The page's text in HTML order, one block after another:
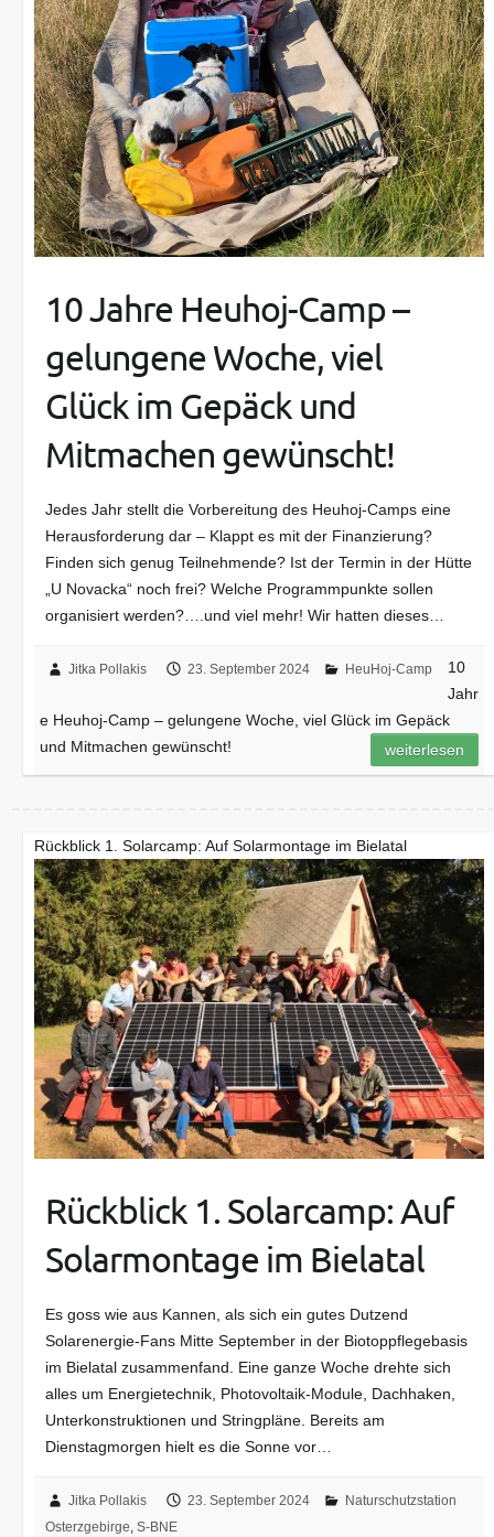
10 Jahre Heuhoj-Camp –
gelungene Woche, viel
Glück im Gepäck und
Mitmachen gewünscht!
Jedes Jahr stellt die Vorbereitung des Heuhoj-Camps eine
Herausforderung dar – Klappt es mit der Finanzierung?
Finden sich genug Teilnehmende? Ist der Termin in der Hütte
„U Novacka“ noch frei? Welche Programmpunkte sollen
organisiert werden?….und viel mehr! Wir hatten dieses…
Jitka Pollakis 23. September 2024 HeuHoj-Camp
10
Jahr
e Heuhoj-Camp – gelungene Woche, viel Glück im Gepäck
und Mitmachen gewünscht!
weiterlesen
Rückblick 1. Solarcamp: Auf Solarmontage im Bielatal
Rückblick 1. Solarcamp: Auf
Solarmontage im Bielatal
Es goss wie aus Kannen, als sich ein gutes Dutzend
Solarenergie-Fans Mitte September in der Biotoppflegebasis
im Bielatal zusammenfand. Eine ganze Woche drehte sich
alles um Energietechnik, Photovoltaik-Module, Dachhaken,
Unterkonstruktionen und Stringpläne. Bereits am
Dienstagmorgen hielt es die Sonne vor…
Jitka Pollakis 23. September 2024
Naturschutzstation
Osterzgebirge,S-BNE